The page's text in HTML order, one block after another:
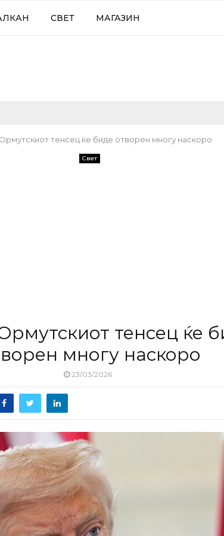
СВЕТ МАГАЗИН
тенсец ќе биде отворен многу наскоро
Свет
тенсец ќе
многу наскоро
23/03/2026